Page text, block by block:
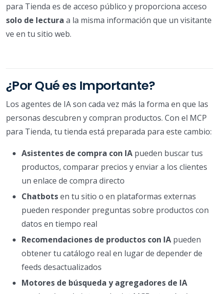
para Tienda es de acceso público y proporciona acceso
solo de lectura a la misma información que un visitante
ve en tu sitio web.
¿Por Qué es Importante?
Los agentes de IA son cada vez más la forma en que las
personas descubren y compran productos. Con el MCP
para Tienda, tu tienda está preparada para este cambio:
Asistentes de compra con IA pueden buscar tus
productos, comparar precios y enviar a los clientes
un enlace de compra directo
Chatbotsen tu sitio o en plataformas externas
pueden responder preguntas sobre productos con
datos en tiempo real
Recomendaciones de productos con IA pueden
obtener tu catálogo real en lugar de depender de
feeds desactualizados
Motores de búsqueda y agregadores de IA